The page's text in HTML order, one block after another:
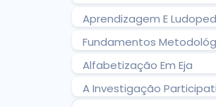
Aprendizagem E
Fundamentos
Alfabetização Em Eja
A Investigação